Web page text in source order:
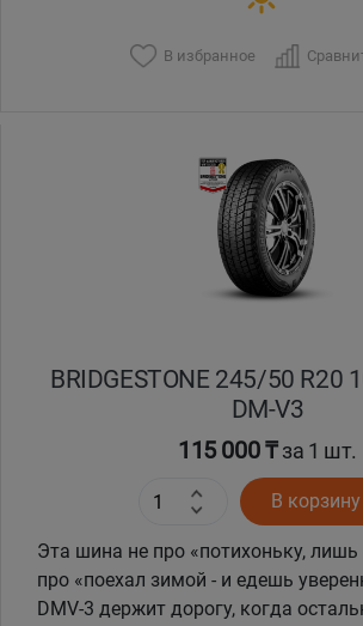
В избранное
BRIDGESTONE 245/50 R20
DM-V3
115 000 ₸за 1 шт.
В корзину
Эта шина не про «потихоньку,
про «поехал зимой - и едешь
DMV-3 держит дорогу, когда